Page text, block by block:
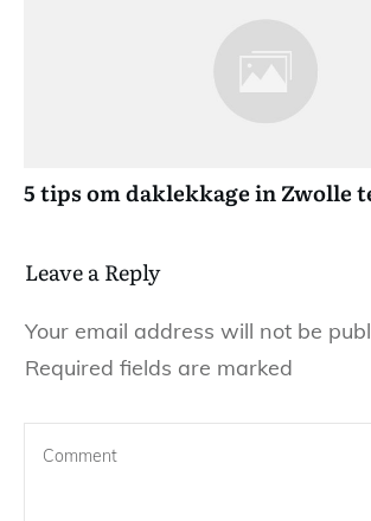
5 tips om daklekkage in Zwolle
Leave a Reply
Your email address will not be
Required fields are marked